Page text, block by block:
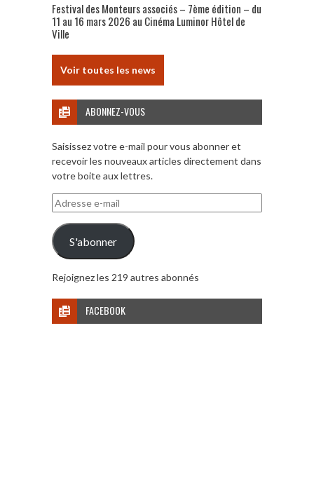
Festival des Monteurs associés – 7ème édition – du
11 au 16 mars 2026 au Cinéma Luminor Hôtel de
Ville
Voir toutes les news
ABONNEZ-VOUS
Saisissez votre e-mail pour vous abonner et
recevoir les nouveaux articles directement dans
votre boite aux lettres.
Adresse
e-
mail
S'abonner
Rejoignez les 219 autres abonnés
FACEBOOK